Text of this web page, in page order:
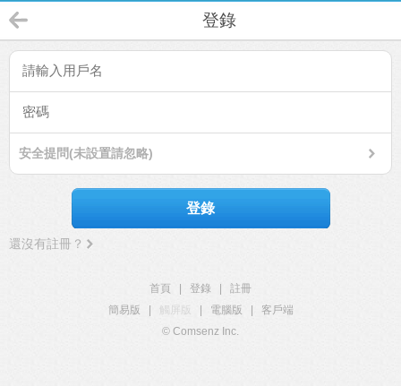
登錄
安全提問(未設置請忽略)
登錄
還沒有註冊？
首頁 登錄
註冊
簡易版
觸屏版 電腦版
客戶端
© Comsenz Inc.